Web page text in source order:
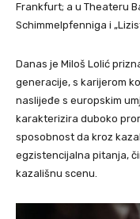
Frankfurt; a u Theateru
Schimmelpfenniga i
Danas je Miloš Lolić
generacije, s karijerom
naslijeđe s europskim
karakterizira duboko
sposobnost da kroz
egzistencijalna pitanja,
kazališnu scenu.